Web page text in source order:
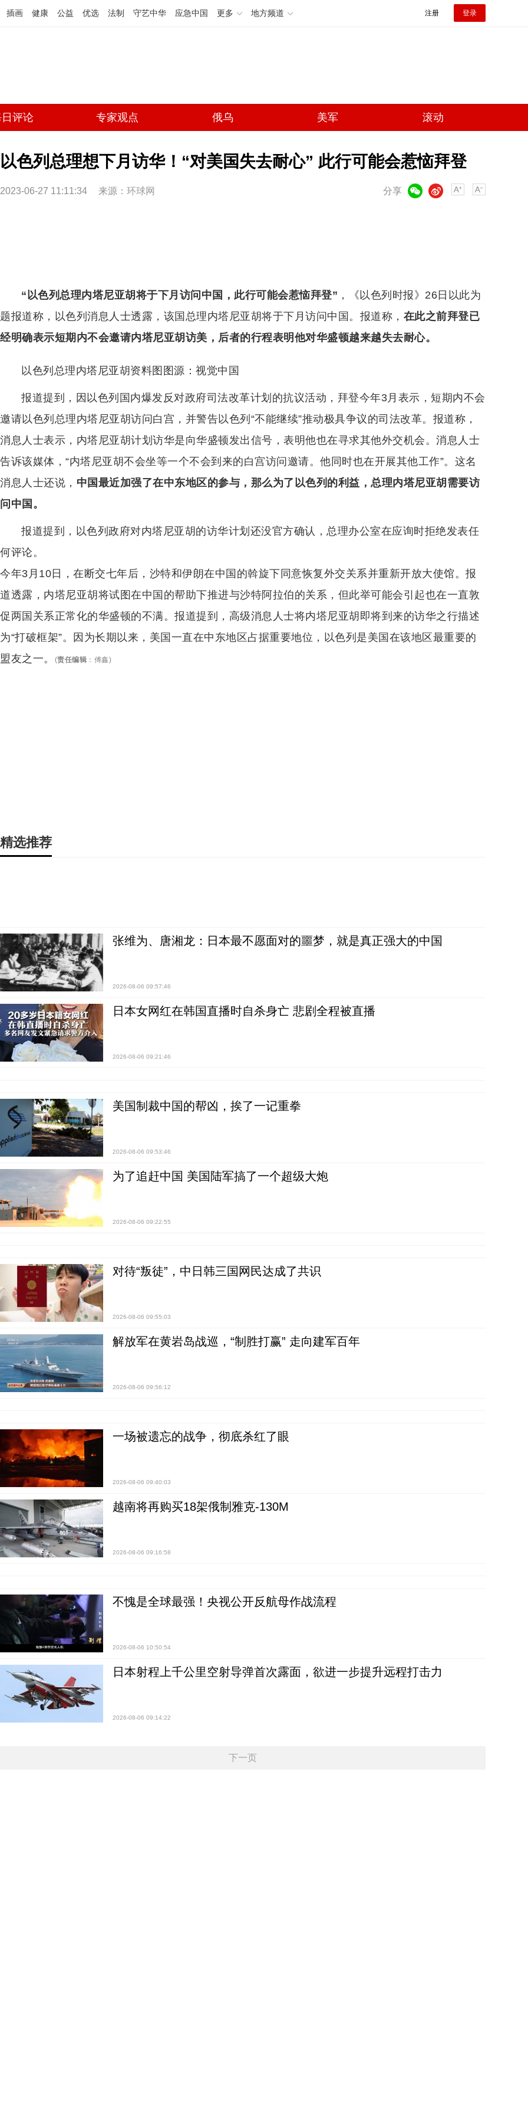
插画 健康 公益 优选 法制 守艺中华 应急中国 更多 地方频道 注册 登录
评论 专家观点 俄乌 美军 滚动
以色列总理想下月访华！“对美国失去耐心” 此行可能会惹恼拜登
2023-06-27 11:11:34 来源： 环球网 分享
微博
“以色列总理内塔尼亚胡将于下月访问中国，此行可能会惹恼拜登” ，《以色列时报》26日以此为
题报道称，以色列消息人士透露，该国总理内塔尼亚胡将于下月访问中国。报道称， 在此之前拜登已
经明确表示短期内不会邀请内塔尼亚胡访美，后者的行程表明他对华盛顿越来越失去耐心。
以色列总理内塔尼亚胡资料图图源：视觉中国
报道提到，因以色列国内爆发反对政府司法改革计划的抗议活动，拜登今年3月表示，短期内不会
邀请以色列总理内塔尼亚胡访问白宫，并警告以色列“不能继续”推动极具争议的司法改革。报道称，
消息人士表示，内塔尼亚胡计划访华是向华盛顿发出信号，表明他也在寻求其他外交机会。消息人士
告诉该媒体，“内塔尼亚胡不会坐等一个不会到来的白宫访问邀请。他同时也在开展其他工作”。这名
消息人士还说， 中国最近加强了在中东地区的参与，那么为了以色列的利益，总理内塔尼亚胡需要访
问中国。
报道提到，以色列政府对内塔尼亚胡的访华计划还没官方确认，总理办公室在应询时拒绝发表任
何评论。
今年3月10日，在断交七年后，沙特和伊朗在中国的斡旋下同意恢复外交关系并重新开放大使馆。报
道透露，内塔尼亚胡将试图在中国的帮助下推进与沙特阿拉伯的关系，但此举可能会引起也在一直敦
促两国关系正常化的华盛顿的不满。报道提到，高级消息人士将内塔尼亚胡即将到来的访华之行描述
为“打破框架”。因为长期以来，美国一直在中东地区占据重要地位，以色列是美国在该地区最重要的
盟友之一。
(责任编辑 ： 傅鑫)
精选推荐
张维为、唐湘龙：日本最不愿面对的噩梦，就是真正强大的中国
2026-08-06 09:57:46
日本女网红在韩国直播时自杀身亡 悲剧全程被直播
2026-08-06 09:21:46
美国制裁中国的帮凶，挨了一记重拳
2026-08-06 09:53:46
为了追赶中国 美国陆军搞了一个超级大炮
2026-08-06 09:22:55
对待“叛徒”，中日韩三国网民达成了共识
2026-08-06 09:55:03
解放军在黄岩岛战巡，“制胜打赢” 走向建军百年
2026-08-06 09:56:12
一场被遗忘的战争，彻底杀红了眼
2026-08-06 09:40:03
越南将再购买18架俄制雅克-130M
2026-08-06 09:16:58
不愧是全球最强！央视公开反航母作战流程
2026-08-06 10:50:54
日本射程上千公里空射导弹首次露面，欲进一步提升远程打击力
2026-08-06 09:14:22
下一页